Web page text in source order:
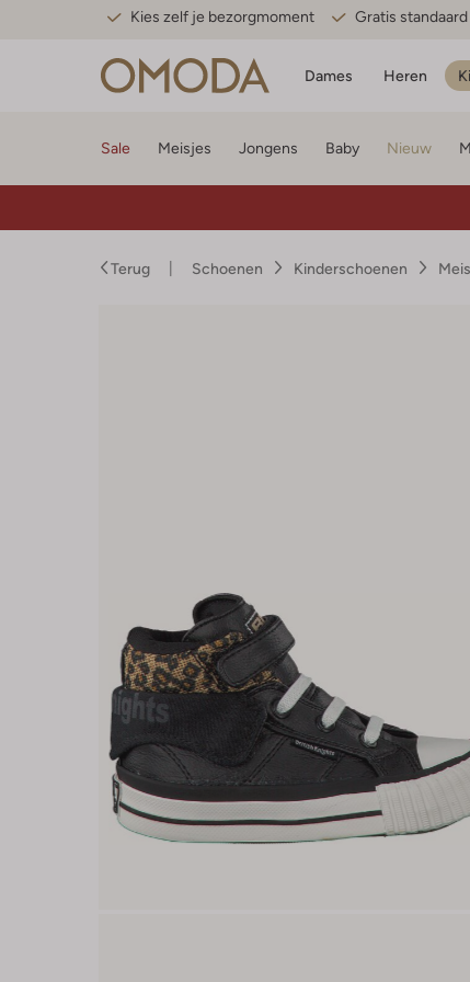
Kies zelf je bezorgmoment Gratis
Dames Heren
Sale Meisjes Jongens Baby Nieuw
Terug Schoenen Kinderschoenen